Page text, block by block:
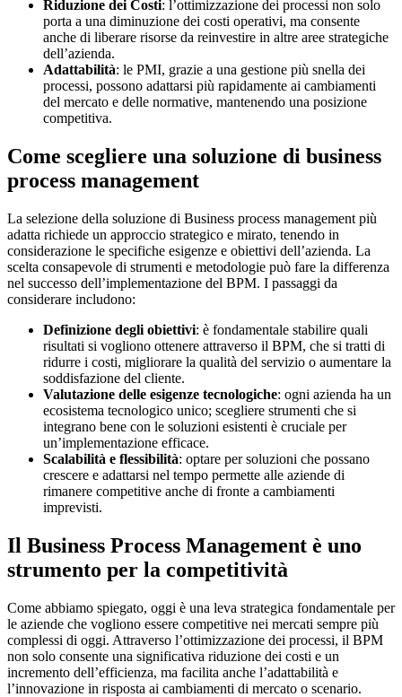
Riduzione dei Costi: l’ottimizzazione dei processi non solo
porta a una diminuzione dei costi operativi, ma consente
anche di liberare risorse da reinvestire in altre aree strategiche
dell’azienda.
Adattabilità: le PMI, grazie a una gestione più snella dei
processi, possono adattarsi più rapidamente ai cambiamenti
del mercato e delle normative, mantenendo una posizione
competitiva.
Come scegliere una soluzione di business
process management
La selezione della soluzione di Business process management più
adatta richiede un approccio strategico e mirato, tenendo in
considerazione le specifiche esigenze e obiettivi dell’azienda. La
scelta consapevole di strumenti e metodologie può fare la differenza
nel successo dell’implementazione del BPM. I passaggi da
considerare includono:
Definizione degli obiettivi: è fondamentale stabilire quali
risultati si vogliono ottenere attraverso il BPM, che si tratti di
ridurre i costi, migliorare la qualità del servizio o aumentare la
soddisfazione del cliente.
Valutazione delle esigenze tecnologiche: ogni azienda ha un
ecosistema tecnologico unico; scegliere strumenti che si
integrano bene con le soluzioni esistenti è cruciale per
un’implementazione efficace.
Scalabilità e flessibilità: optare per soluzioni che possano
crescere e adattarsi nel tempo permette alle aziende di
rimanere competitive anche di fronte a cambiamenti
imprevisti.
Il Business Process Management è uno
strumento per la competitività
Come abbiamo spiegato, oggi è una leva strategica fondamentale per
le aziende che vogliono essere competitive nei mercati sempre più
complessi di oggi. Attraverso l’ottimizzazione dei processi, il BPM
non solo consente una significativa riduzione dei costi e un
incremento dell’efficienza, ma facilita anche l’adattabilità e
l’innovazione in risposta ai cambiamenti di mercato o scenario.